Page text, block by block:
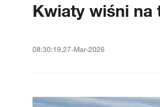
Kwiaty wiśni na
08:30:19,27-Mar-2026